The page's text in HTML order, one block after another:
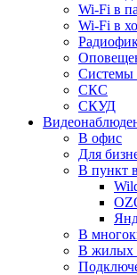
Wi-Fi в
Wi-Fi в
Системы
СКС
СКУД
В офис
Для
В пункт
В
В жилых